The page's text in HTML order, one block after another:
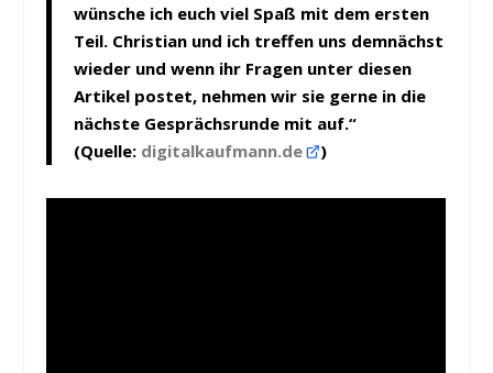
wünsche ich euch viel Spaß mit dem ersten
Teil. Christian und ich treffen uns demnächst
wieder und wenn ihr Fragen unter diesen
Artikel postet, nehmen wir sie gerne in die
nächste Gesprächsrunde mit auf.“
(Quelle: digitalkaufmann.de )